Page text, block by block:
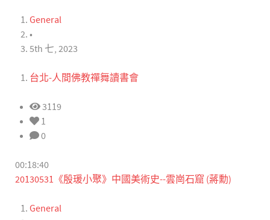
General
•
5th 七, 2023
台北-人間佛教禪舞讀書會
3119
1
0
00:18:40
20130531《殷瑗小聚》中國美術史--雲崗石窟 (蔣勳)
General